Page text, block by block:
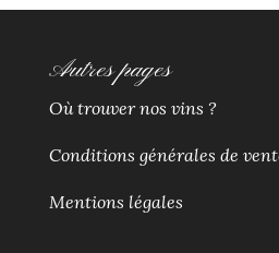
Autres pages
Où trouver nos vins ?
Conditions générales de
Mentions légales